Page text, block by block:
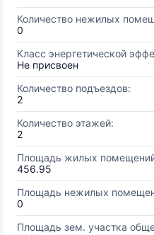
Количество нежилых
0
Класс энергетической
Не присвоен
Количество подъездов:
2
Количество этажей:
2
Площадь жилых
456.95
Площадь нежилых
0
Площадь зем. участка